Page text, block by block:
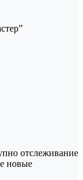
отслеживание
новые